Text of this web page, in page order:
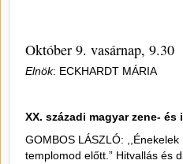
Október 9. vasárnap, 9.30
Elnök: ECKHARDT MÁRIA
XX. századi magyar zene-
GOMBOS LÁSZLÓ:
templomod előtt.” Hitvallás és